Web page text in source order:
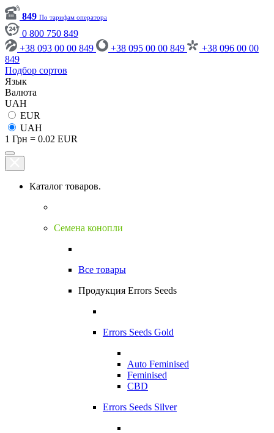
849 По тарифам оператора
0 800 750 849
+38 093 00 00 849
+38 095 00 00 849
+38 096 00 00
849
Подбор сортов
Язык
Валюта
UAH
EUR
UAH
1 Грн = 0.02 EUR
Каталог товаров.
Семена конопли
Все товары
Продукция Errors Seeds
Errors Seeds Gold
Auto Feminised
Feminised
CBD
Errors Seeds Silver